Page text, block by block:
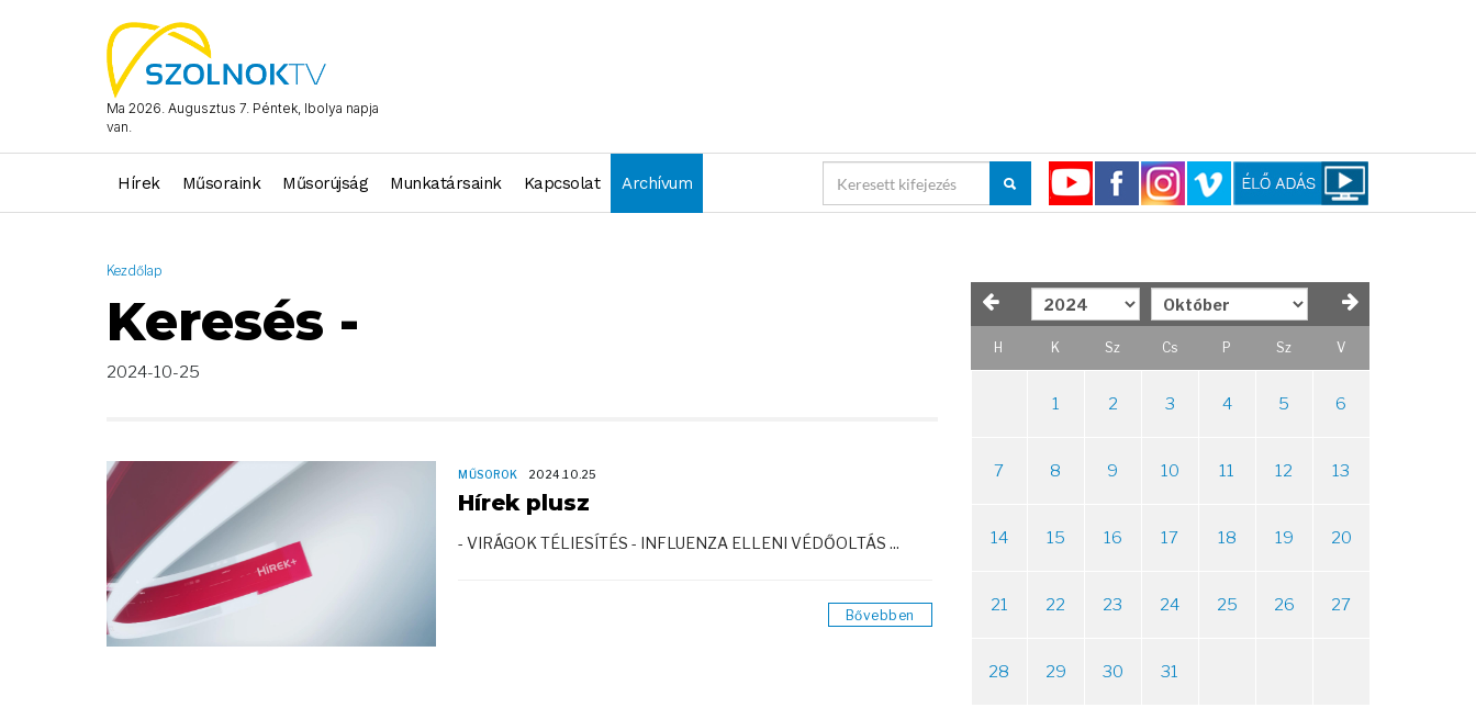
Ma 2026. Augusztus 7. Péntek, Ibolya napja
van.
Hírek Műsoraink Műsorújság Munkatársaink Kapcsolat Archívum
Kezdőlap
Keresés -
2024-10-25
MŰSOROK 2024.10.25
Hírek plusz
- VIRÁGOK TÉLIESÍTÉS - INFLUENZA ELLENI VÉDŐOLTÁS ...
Bővebben
H K Sz Cs P Sz V
1 2 3 4 5 6
7 8 9 10 11 12 13
14 15 16 17 18 19 20
21 22 23 24 25 26 27
28 29 30 31